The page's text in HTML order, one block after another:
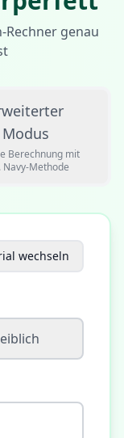
genau
Modus
Berechnung mit
Navy-Methode
wechseln